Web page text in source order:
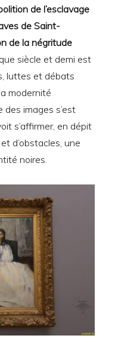
de l’esclavage
de Saint-
de la négritude
siècle et demi est
luttes et débats
modernité
images s’est
s’affirmer, en dépit
d’obstacles, une
noires.